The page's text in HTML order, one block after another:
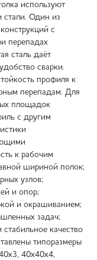
используют
стали. Один из
с
перепадах
сталь даёт
сварки.
профиля к
перепадам. Для
площадок
с другим
к рабочим
шириной полок;
узлов;
и опор;
и окрашиванием;
задач;
качество
типоразмеры
40х40х4,